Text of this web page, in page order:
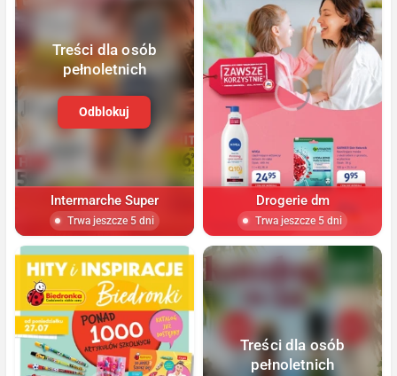
Treści dla osób
pełnoletnich
Odblokuj
Intermarche Super
Trwa jeszcze 5 dni
Drogerie dm
Trwa jeszcze 5 dni
Treści dla osób
pełnoletnich